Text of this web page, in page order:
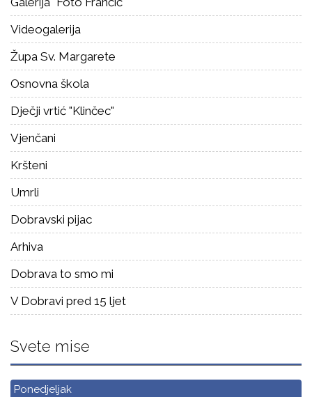
Videogalerija
Župa Sv. Margarete
Osnovna škola
Dječji vrtić "Klinčec"
Vjenčani
Kršteni
Umrli
Dobravski pijac
Arhiva
Dobrava to smo mi
V Dobravi pred 15 ljet
Svete mise
Ponedjeljak